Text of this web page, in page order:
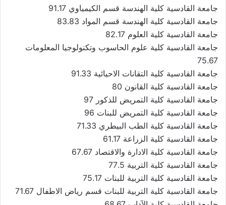
جامعة القادسية كلية الهندسة قسم الكيمياوي 91.17
جامعة القادسية كلية الهندسة قسم المواد 83.83
جامعة القادسية كلية العلوم 82.17
جامعة القادسية كلية علوم الحاسوب وتكنولوجيا المعلومات
75.67
جامعة القادسية كلية التقانات الاحيائية 91.33
جامعة القادسية كلية القانون 80
جامعة القادسية كلية التمريض للذكور 97
جامعة القادسية كلية التمريض للبنات 96
جامعة القادسية كلية الطب البيطري 71.33
جامعة القادسية كلية الزراعة 61.17
جامعة القادسية كلية الادارة والاقتصاد 67.67
جامعة القادسية كلية التربية 77.5
جامعة القادسية كلية التربية للبنات 75.17
جامعة القادسية كلية التربية للبنات قسم رياض الاطفال 71.67